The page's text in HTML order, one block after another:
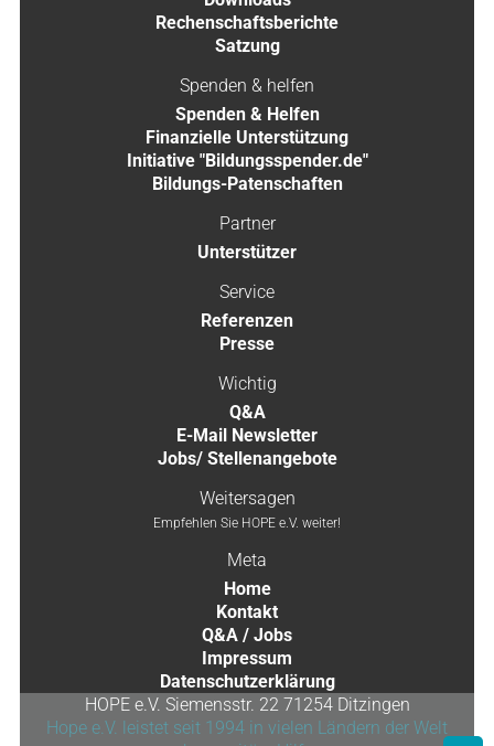
Rechenschaftsberichte
Satzung
Spenden & helfen
Spenden & Helfen
Finanzielle Unterstützung
Initiative "Bildungsspender.de"
Bildungs-Patenschaften
Partner
Unterstützer
Service
Referenzen
Presse
Wichtig
Q&A
E-Mail Newsletter
Jobs/ Stellenangebote
Weitersagen
Empfehlen Sie HOPE e.V. weiter!
Meta
Home
Kontakt
Q&A / Jobs
Impressum
Datenschutzerklärung
HOPE e.V. Siemensstr. 22 71254 Ditzingen
Hope e.V. leistet seit 1994 in vielen Ländern der Welt